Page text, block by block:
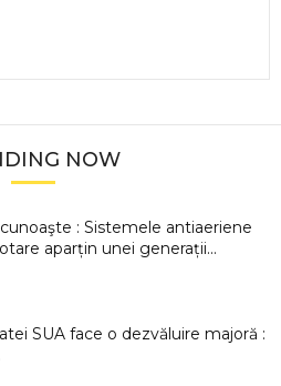
NOW
: Sistemele antiaeriene
aparțin unei generații...
SUA face o dezvăluire majoră :